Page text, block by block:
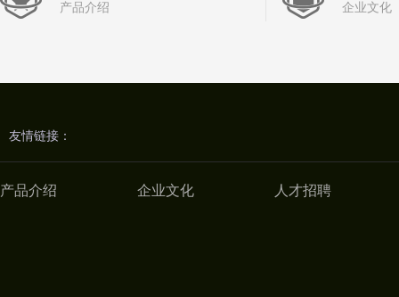
产品介绍 企业文化
友情链接：
产品介绍 企业文化 人才招聘